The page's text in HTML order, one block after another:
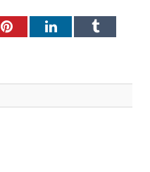
PinterestLinkedInTumblr